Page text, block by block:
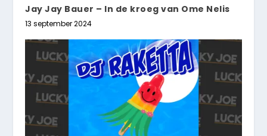
Jay Jay Bauer – In de kroeg van Ome Nelis
13 september 2024